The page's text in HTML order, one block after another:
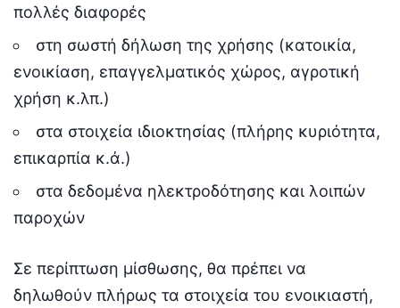
πολλές διαφορές
στη σωστή δήλωση της χρήσης (κατοικία,
ενοικίαση, επαγγελματικός χώρος, αγροτική
χρήση κ.λπ.)
στα στοιχεία ιδιοκτησίας (πλήρης κυριότητα,
επικαρπία κ.ά.)
στα δεδομένα ηλεκτροδότησης και λοιπών
παροχών
Σε περίπτωση μίσθωσης, θα πρέπει να
δηλωθούν πλήρως τα στοιχεία του ενοικιαστή,